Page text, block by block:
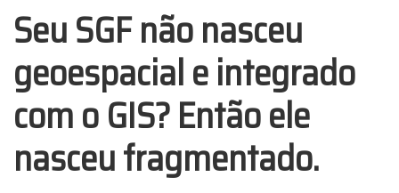
Seu SGF não nasceu
geoespacial e integrado
com o GIS? Então ele
nasceu fragmentado.